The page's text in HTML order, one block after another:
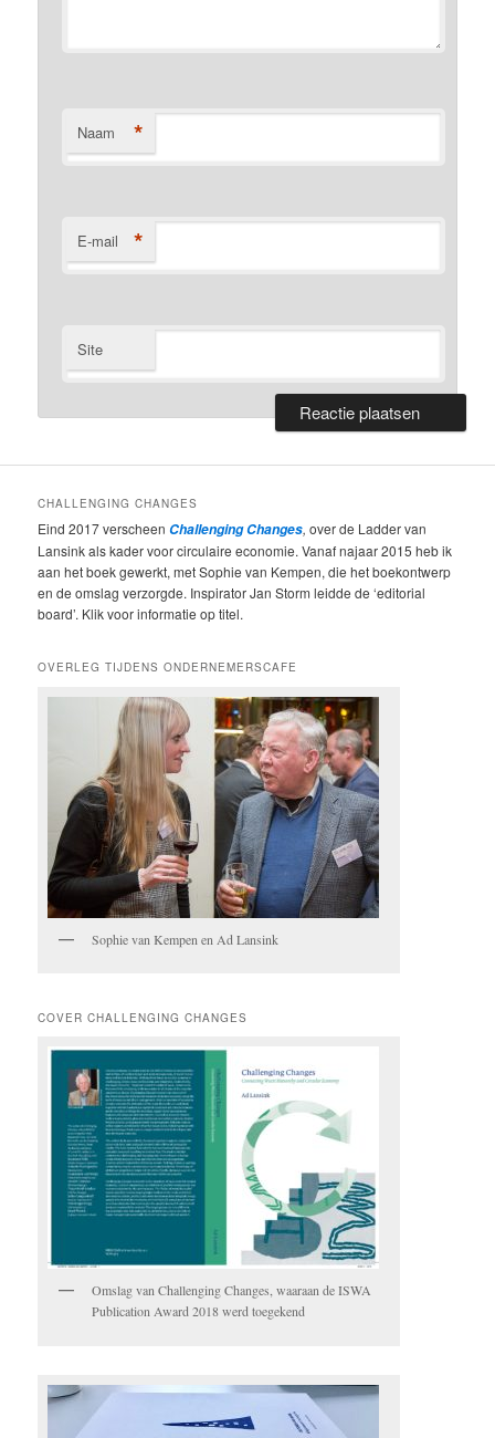
Naam *
E-mail *
Site
CHALLENGING CHANGES
Eind 2017 verscheen Challenging Changes, over de Ladder van
Lansink als kader voor circulaire economie. Vanaf najaar 2015 heb ik
aan het boek gewerkt, met Sophie van Kempen, die het boekontwerp
en de omslag verzorgde. Inspirator Jan Storm leidde de ‘editorial
board’. Klik voor informatie op titel.
OVERLEG TIJDENS ONDERNEMERSCAFE
Sophie van Kempen en Ad Lansink
COVER CHALLENGING CHANGES
Omslag van Challenging Changes, waaraan de ISWA
Publication Award 2018 werd toegekend